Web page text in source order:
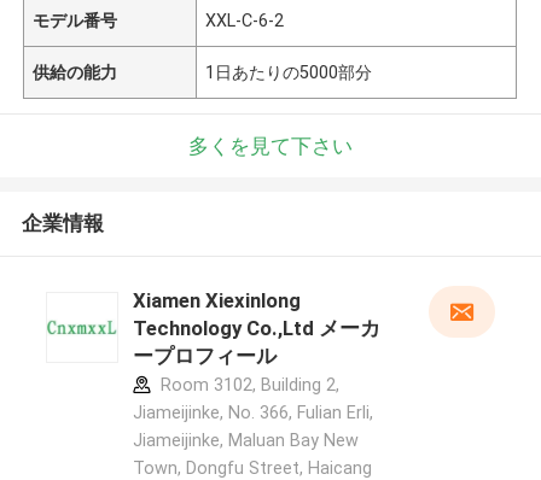
モデル番号 XXL-C-6-2
供給の能力 1日あたりの5000部分
多くを見て下さい
企業情報
Xiamen Xiexinlong
Technology Co.,Ltd メーカ
ープロフィール
Room 3102, Building 2,
Jiameijinke, No. 366, Fulian Erli,
Jiameijinke, Maluan Bay New
Town, Dongfu Street, Haicang